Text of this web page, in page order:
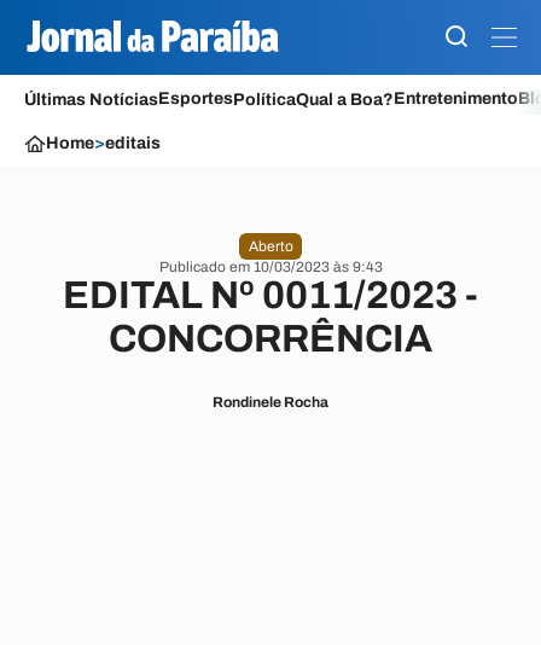
Últimas NotíciasEsportesPolíticaQual a Boa?Entretenimento
Home>editais
Aberto
Publicado em 10/03/2023 às 9:43
EDITAL Nº 0011/2023 -
CONCORRÊNCIA
Rondinele Rocha